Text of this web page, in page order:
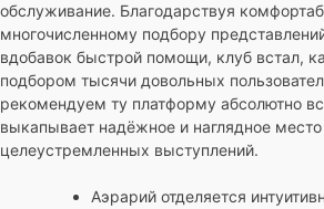
обслуживание. Благодарствуя
многочисленному подбору
вдобавок быстрой помощи, клуб встал,
подбором тысячи довольных
рекомендуем ту платформу абсолютно
выкапывает надёжное и наглядное
целеустремленных выступлений.
Аэрарий отделяется